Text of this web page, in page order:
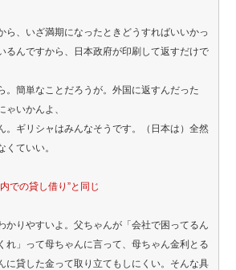
ら、いざ満期になったときどうすればいいかっ
るんですから、日本政府が印刷して返すだけで
。簡単なことだろうが。外国に返すんだった
ゃいかんよ、
。ギリシャはみんなそうです。（日本は）全然
ていい。
での貸し借り”と同じ
かりやすいよ。父ちゃんが「会社で困ってるん
れ」って母ちゃんに言って、母ちゃん金利とる
貸した金って取り立てもしにくい。そんな具